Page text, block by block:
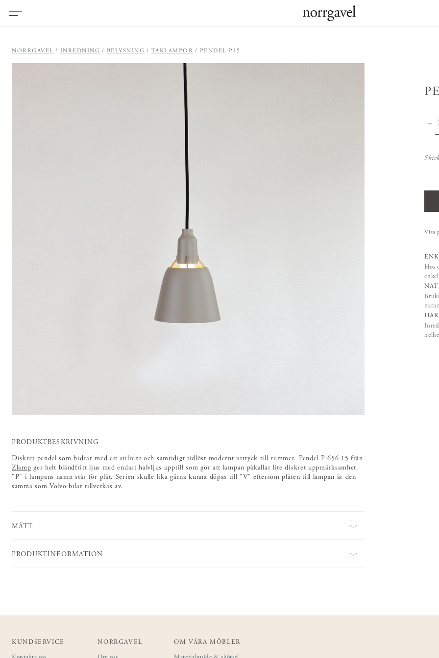
NORRGAVEL INREDNING BELYSNING TAKLAMPOR PENDEL P15
Visa
Hos
PRODUKTBESKRIVNING
Diskret pendel som bidrar med ett stilrent och samtidigt tidlöst modernt uttryck till rummet. Pendel P 656-15 från
Zlamp ger helt bländfritt ljus med endast halvljus upptill som gör att lampan påkallar lite diskret uppmärksamhet.
"P" i lampans namn står för plåt. Serien skulle lika gärna kunna döpas till "V" eftersom plåten till lampan är den
samma som Volvo-bilar tillverkas av.
MÅTT
PRODUKTINFORMATION
KUNDSERVICE NORRGAVEL OM VÅRA MÖBLER